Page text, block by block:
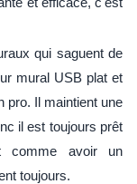
qui saguent de
mural USB plat et
pro. Il maintient une
il est toujours prêt
comme avoir un
toujours.